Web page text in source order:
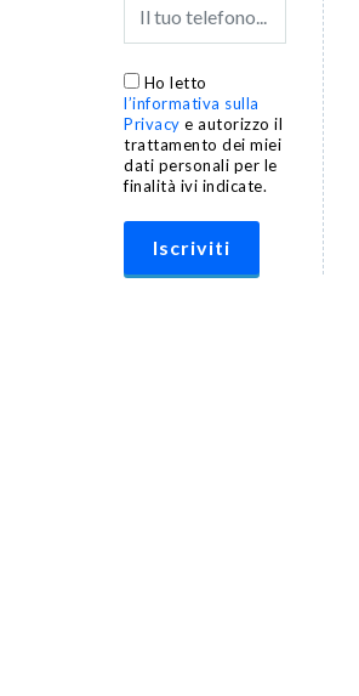
Ho letto
l’informativa sulla
Privacy e autorizzo il
trattamento dei miei
dati personali per le
finalità ivi indicate.